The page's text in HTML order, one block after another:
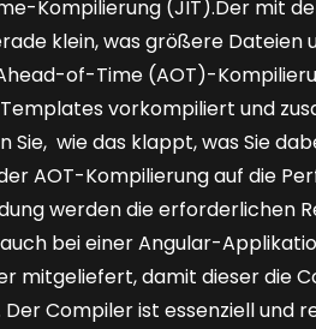
Kompilierung (JIT).Der mit
klein, was größere Dateien
of-Time (AOT)-
vorkompiliert und
Sie, wie das klappt, was Sie
AOT-Kompilierung auf die
werden die erforderlichen
bei einer Angular-
mitgeliefert, damit dieser die
Compiler ist essenziell und